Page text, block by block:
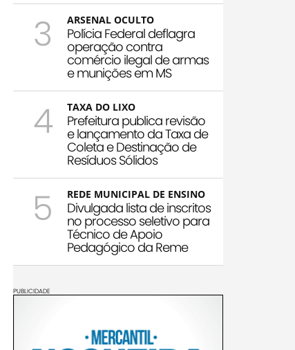
3 ARSENAL OCULTO
Polícia Federal deflagra
operação contra
comércio ilegal de armas
e munições em MS
4 TAXA DO LIXO
Prefeitura publica revisão
e lançamento da Taxa de
Coleta e Destinação de
Resíduos Sólidos
5 REDE MUNICIPAL DE ENSINO
Divulgada lista de inscritos
no processo seletivo para
Técnico de Apoio
Pedagógico da Reme
PUBLICIDADE